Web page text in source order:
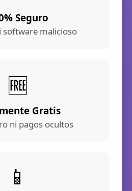
Seguro
software malicioso
🆓
Gratis
ni pagos ocultos
📱